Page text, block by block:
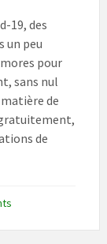
19, des
un peu
pour
sans nul
de
de